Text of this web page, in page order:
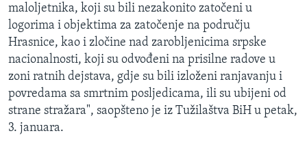
maloljetnika, koji su bili nezakonito zatočeni u
logorima i objektima za zatočenje na području
Hrasnice, kao i zločine nad zarobljenicima srpske
nacionalnosti, koji su odvođeni na prisilne radove u
zoni ratnih dejstava, gdje su bili izloženi ranjavanju i
povredama sa smrtnim posljedicama, ili su ubijeni od
strane stražara", saopšteno je iz Tužilaštva BiH u petak,
3. januara.